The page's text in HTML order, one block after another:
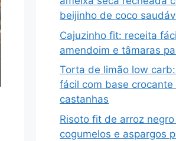
beijinho de coco
Cajuzinho fit: receita
amendoim e tâmaras
Torta de limão low
fácil com base crocante
castanhas
Risoto fit de arroz negro
cogumelos e aspargos